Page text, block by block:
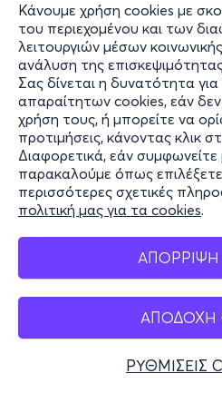
Κάνουμε χρήση cookies με
του περιεχομένου και των
λειτουργιών μέσων
ανάλυση της
Σας δίνεται η δυνατότητα
απαραίτητων cookies, εάν
χρήση τους, ή μπορείτε να
προτιμήσεις, κάνοντας κλικ
Διαφορετικά, εάν
παρακαλούμε όπως
περισσότερες σχετικές
πολιτική μας για τα cookies.
ΑΠΟΔΟΧΗ
ΡΥΘΜΙΣΕΙΣ